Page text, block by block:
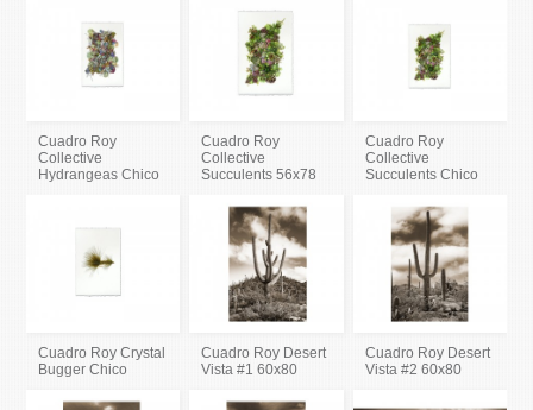
Cuadro Roy
Collective
Hydrangeas Chico
Cuadro Roy
Collective
Succulents 56x78
Cuadro Roy
Collective
Succulents Chico
Cuadro Roy Crystal
Bugger Chico
Cuadro Roy Desert
Vista #1 60x80
Cuadro Roy Desert
Vista #2 60x80